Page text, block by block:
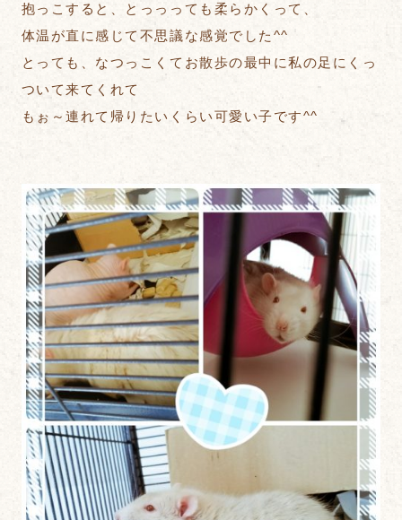
抱っこすると、とっっっても柔らかくって、
体温が直に感じて不思議な感覚でした^^
とっても、なつっこくてお散歩の最中に私の足にくっ
ついて来てくれて
もぉ～連れて帰りたいくらい可愛い子です^^